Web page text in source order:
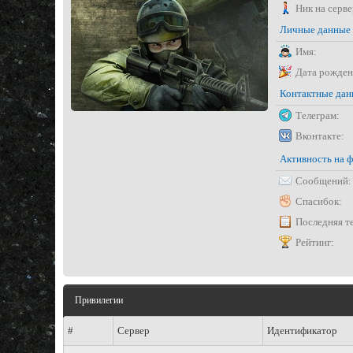
Ник на
Личные данные
Имя:
Дата
Контактные
Телеграм:
Вконтакте:
Активность на
Сообщений:
Спасибок:
Последняя
Рейтинг:
Привилегии
# Сервер Идентификатор